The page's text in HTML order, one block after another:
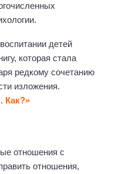
детей
которая стала
редкому сочетанию
изложения.
Как?»
отношения с
отношения,